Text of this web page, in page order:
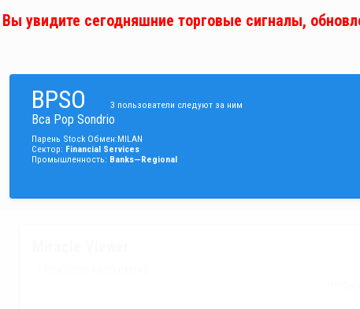
Вы увидите сегодняшние торговые сигналы,
BPSO 3 пользователи следуют за ним
Bca Pop Sondrio
Парень Stock Обмен:MILAN
Сектор: Financial Services
Промышленность: Banks—Regional